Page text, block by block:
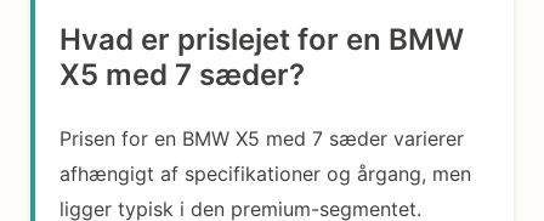
Hvad er prislejet for en BMW
X5 med 7 sæder?
Prisen for en BMW X5 med 7 sæder varierer
afhængigt af specifikationer og årgang, men
ligger typisk i den premium-segmentet.